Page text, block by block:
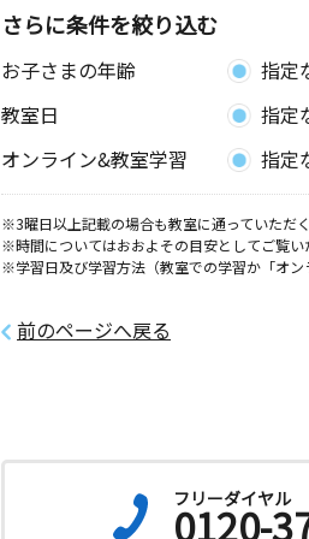
さらに条件を絞り込む
お子さまの年齢
指定
教室日
指定
オンライン&教室学習
指定
※3曜日以上記載の場合も教室に通っていただ
※時間についてはおおよその目安としてご覧
※学習日及び学習方法（教室での学習か「オ
前のページへ戻る
フリーダイヤル
0120-